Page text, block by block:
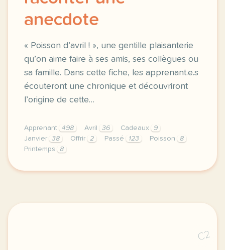
anecdote
« Poisson d’avril ! », une gentille plaisanterie
qu’on aime faire à ses amis, ses collègues ou
sa famille. Dans cette fiche, les apprenant.e.s
écouteront une chronique et découvriront
l’origine de cette…
Apprenant 498 Avril 36 Cadeaux
9
Janvier
38 Offrir 2 Passé 123 Poisson
8
Printemps
8
fiche pedagogique b1 poisson d avril raconter
C2